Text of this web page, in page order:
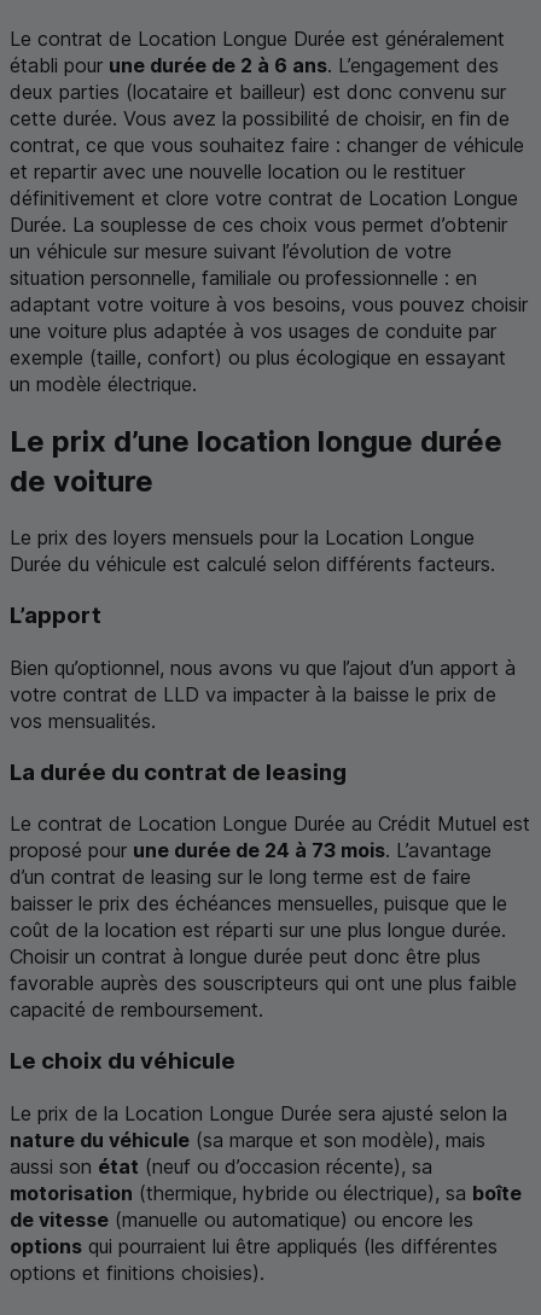
Le contrat de Location Longue Durée est généralement
établi pour une durée de 2 à 6 ans. L’engagement des
deux parties (locataire et bailleur) est donc convenu sur
cette durée. Vous avez la possibilité de choisir, en fin de
contrat, ce que vous souhaitez faire : changer de véhicule
et repartir avec une nouvelle location ou le restituer
définitivement et clore votre contrat de Location Longue
Durée. La souplesse de ces choix vous permet d’obtenir
un véhicule sur mesure suivant l’évolution de votre
situation personnelle, familiale ou professionnelle : en
adaptant votre voiture à vos besoins, vous pouvez choisir
une voiture plus adaptée à vos usages de conduite par
exemple (taille, confort) ou plus écologique en essayant
un modèle électrique.
Le prix d’une location longue durée
de voiture
Le prix des loyers mensuels pour la Location Longue
Durée du véhicule est calculé selon différents facteurs.
L’apport
Bien qu’optionnel, nous avons vu que l’ajout d’un apport à
votre contrat de LLD va impacter à la baisse le prix de
vos mensualités.
La durée du contrat de leasing
Le contrat de Location Longue Durée au Crédit Mutuel est
proposé pour une durée de 24 à 73 mois. L’avantage
d’un contrat de leasing sur le long terme est de faire
baisser le prix des échéances mensuelles, puisque que le
coût de la location est réparti sur une plus longue durée.
Choisir un contrat à longue durée peut donc être plus
favorable auprès des souscripteurs qui ont une plus faible
capacité de remboursement.
Le choix du véhicule
Le prix de la Location Longue Durée sera ajusté selon la
nature du véhicule (sa marque et son modèle), mais
aussi son état (neuf ou d’occasion récente), sa
motorisation (thermique, hybride ou électrique), sa boîte
de vitesse (manuelle ou automatique) ou encore les
options qui pourraient lui être appliqués (les différentes
options et finitions choisies).